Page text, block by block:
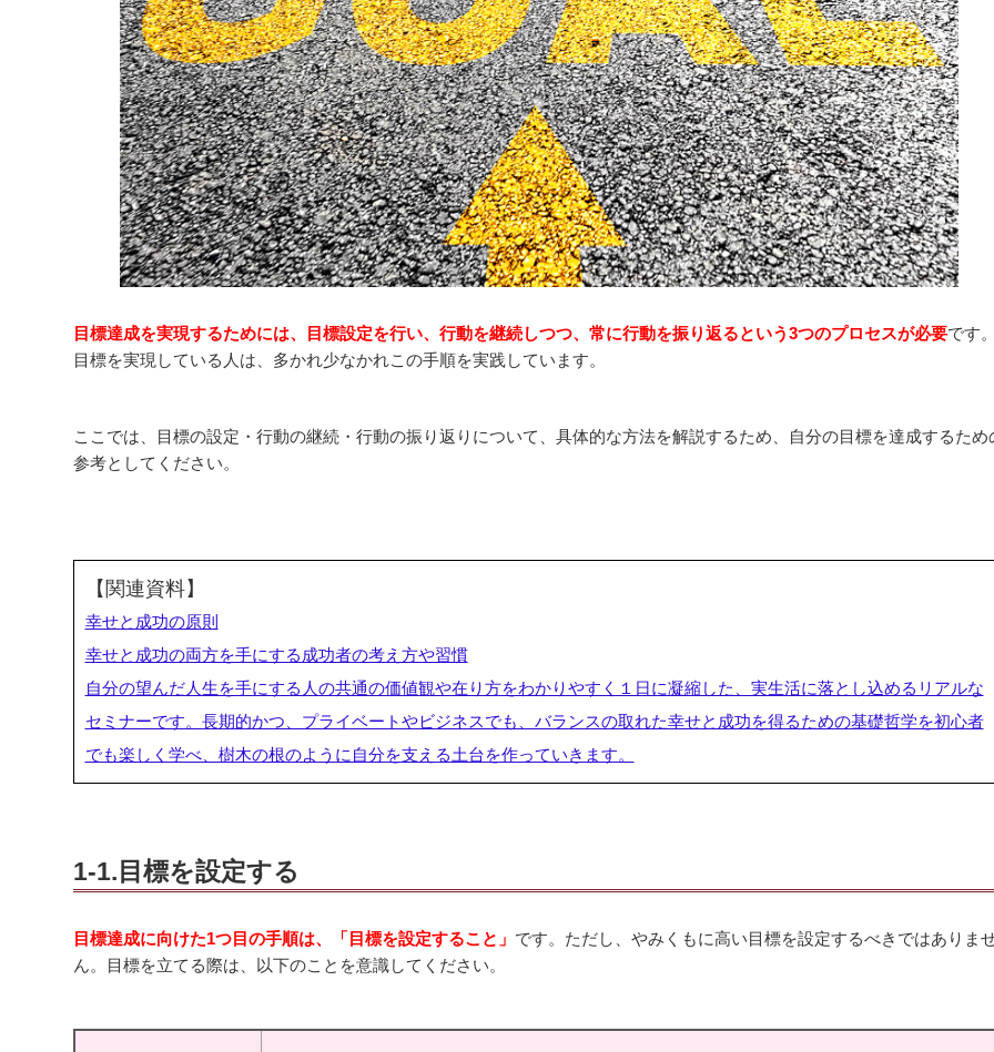
目標達成を実現するためには、目標設定を行い、行動を継続しつつ、常に行動を振り返るという3つのプロセスが必要です
目標を実現している人は、多かれ少なかれこの手順を実践しています。
ここでは、目標の設定・行動の継続・行動の振り返りについて、具体的な方法を解説するため、自分の目標を達成するため
参考としてください。
【関連資料】
幸せと成功の原則
幸せと成功の両方を手にする成功者の考え方や習慣
自分の望んだ人生を手にする人の共通の価値観や在り方をわかりやすく１日に凝縮した、実生活に落とし込めるリアルな
セミナーです。長期的かつ、プライベートやビジネスでも、バランスの取れた幸せと成功を得るための基礎哲学を初心者
でも楽しく学べ、樹木の根のように自分を支える土台を作っていきます。
1-1.目標を設定する
目標達成に向けた1つ目の手順は、「目標を設定すること」 です。ただし、やみくもに高い目標を設定するべきではありま
ん。目標を立てる際は、以下のことを意識してください。